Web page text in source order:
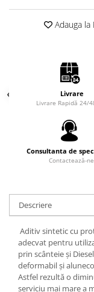
Solutii curatare
Spray frane/ambreiaj
Vaseline si Unsori
Cosmetica Auto
Intretinere exterior
Intretinere interior
Jante si Anvelope
Kituri siguranta
0W12
0W20
0W30
Adauga la
Livrare
Livrare Rapidă 24/
Consultanta de
Contactează-
Descriere
Aditiv sintetic cu
adecvat pentru
prin scânteie şi
deformabil şi
Astfel rezultă o
serviciu mai mare a